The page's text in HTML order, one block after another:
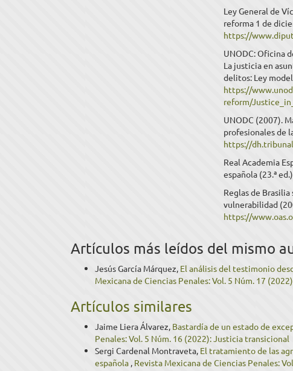
Ley General de
reforma 1 de
https://
UNODC: Oficina
La justicia en
delitos: Ley
https://
reform/
UNODC (2007).
profesionales de
https://
Real Academia
española (23.ª
Reglas de
vulnerabilidad
https://
Artículos más leídos del mismo
Jesús García Márquez, El análisis del testimonio
Mexicana de Ciencias Penales: Vol. 5 Núm. 17
Artículos similares
Jaime Liera Álvarez, Bastardía de un estado de
Penales: Vol. 5 Núm. 16 (2022): Justicia transicional
Sergi Cardenal Montraveta, El tratamiento de las
española , Revista Mexicana de Ciencias Penales: